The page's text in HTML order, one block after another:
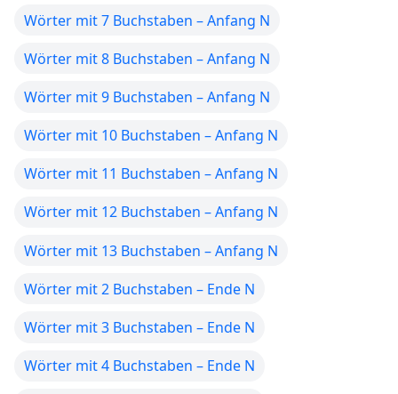
Wörter mit 7 Buchstaben – Anfang N
Wörter mit 8 Buchstaben – Anfang N
Wörter mit 9 Buchstaben – Anfang N
Wörter mit 10 Buchstaben – Anfang N
Wörter mit 11 Buchstaben – Anfang N
Wörter mit 12 Buchstaben – Anfang N
Wörter mit 13 Buchstaben – Anfang N
Wörter mit 2 Buchstaben – Ende N
Wörter mit 3 Buchstaben – Ende N
Wörter mit 4 Buchstaben – Ende N